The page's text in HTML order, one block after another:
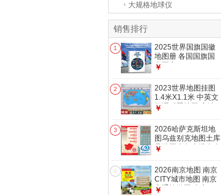
大规格地球仪
销售排行
1
2025世界国旗国徽
地图册 各国国旗国
徽图案170x240mm
集各国介绍地图大洲
地图工具书 194个国
家和地区
￥
2
2023世界地图挂图
1.4米X1.1米 中英文
双语对照地图 高清
挂绳
￥
3
2026哈萨克斯坦地
图乌兹别克地图土库
曼地图吉尔吉塔吉克
￥
4
2026南京地图 南京
CITY城市地图 南京
交通旅游图 南京
￥